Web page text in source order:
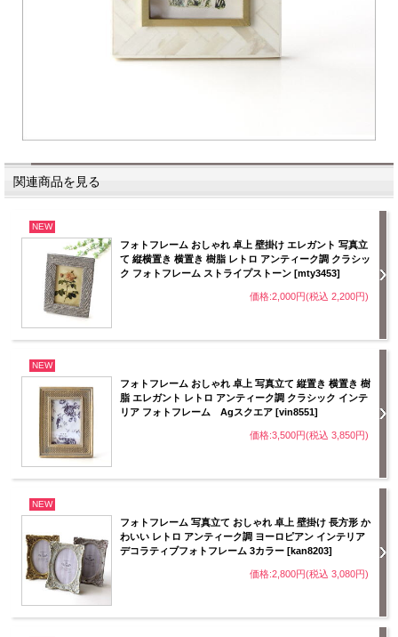
関連商品を見る
NEW
フォトフレーム おしゃれ 卓上 壁掛け エレガント 写真立
て 縦横置き 横置き 樹脂 レトロ アンティーク調 クラシッ
ク フォトフレーム ストライプストーン [mty3453]
価格:2,000円(税込 2,200円)
NEW
フォトフレーム おしゃれ 卓上 写真立て 縦置き 横置き 樹
脂 エレガント レトロ アンティーク調 クラシック インテ
リア フォトフレーム Agスクエア [vin8551]
価格:3,500円(税込 3,850円)
NEW
フォトフレーム 写真立て おしゃれ 卓上 壁掛け 長方形 か
わいい レトロ アンティーク調 ヨーロピアン インテリア
デコラティブフォトフレーム 3カラー [kan8203]
価格:2,800円(税込 3,080円)